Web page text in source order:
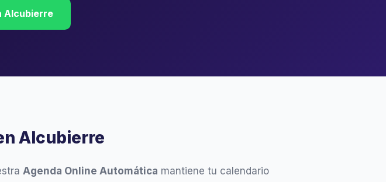
Alcubierre
Alcubierre
Agenda Online Automática mantiene tu calendario